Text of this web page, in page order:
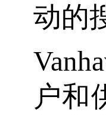
动的
户和